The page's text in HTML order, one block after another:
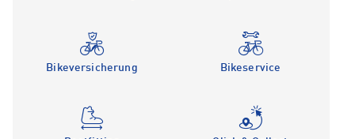
Bikeversicherung Bikeservice